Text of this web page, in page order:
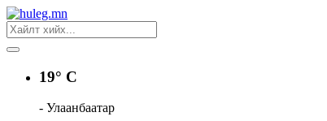
19° C
- Улаанбаатар